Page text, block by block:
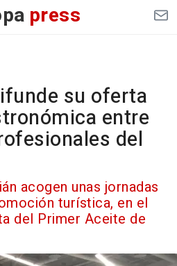
press
su oferta
entre
del
acogen unas jornadas
turística, en el
del Primer Aceite de